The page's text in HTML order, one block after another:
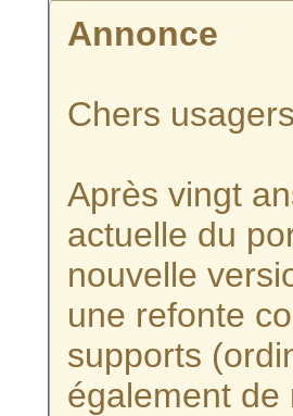
Annonce
Chers
Après vingt
actuelle du
nouvelle
une refonte
supports
également de